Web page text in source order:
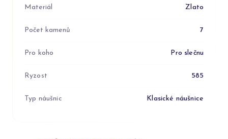
Materiál Zlato
Počet kamenů 7
Pro koho Pro slečnu
Ryzost 585
Typ náušnic Klasické náušnice